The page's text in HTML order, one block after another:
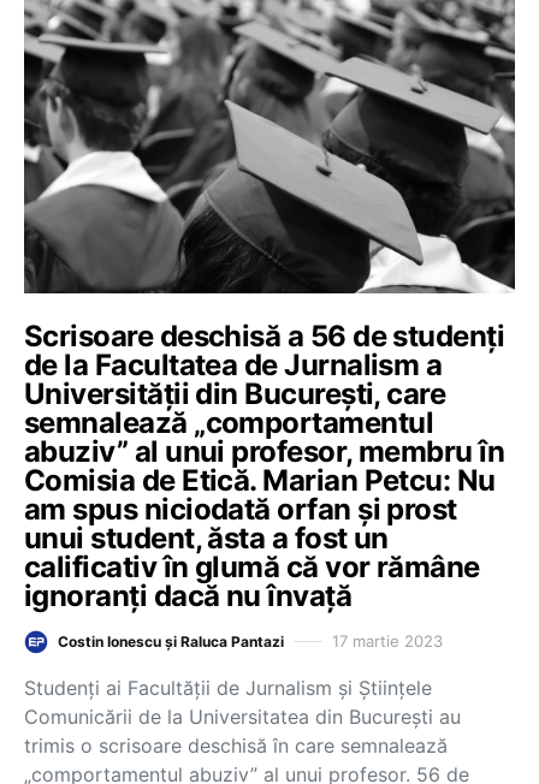
Scrisoare deschisă a 56 de studenți
de la Facultatea de Jurnalism a
Universității din București, care
semnalează „comportamentul
abuziv” al unui profesor, membru în
Comisia de Etică. Marian Petcu: Nu
am spus niciodată orfan și prost
unui student, ăsta a fost un
calificativ în glumă că vor rămâne
ignoranți dacă nu învață
Costin Ionescu și Raluca Pantazi 17 martie 2023
Studenți ai Facultății de Jurnalism și Științele
Comunicării de la Universitatea din București au
trimis o scrisoare deschisă în care semnalează
„comportamentul abuziv” al unui profesor. 56 de